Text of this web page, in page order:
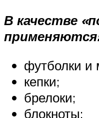
В качестве
футболки и
кепки;
брелоки;
блокноты;